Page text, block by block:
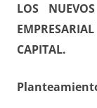
LOS
CAPITAL.